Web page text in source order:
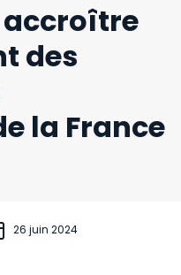
accroître
des
la France
26 juin 2024